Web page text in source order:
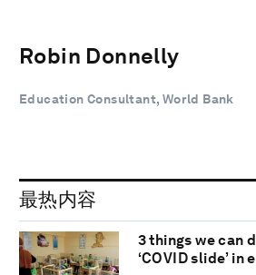
Robin Donnelly
Education Consultant, World Bank
最热内容
3 things we can
‘COVID slide’ in